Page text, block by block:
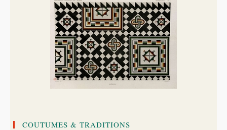
COUTUMES & TRADITIONS